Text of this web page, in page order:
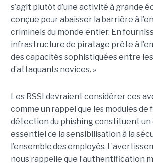
s’agit plutôt d’une activité à grande
conçue pour abaisser la barrière à
criminels du monde entier. En
infrastructure de piratage prête à
des capacités sophistiquées entre
d’attaquants novices. »
Les RSSI devraient considérer ces
comme un rappel que les modules de
détection du phishing constituent un
essentiel de la sensibilisation à la
l’ensemble des employés.
nous rappelle que l’authentification